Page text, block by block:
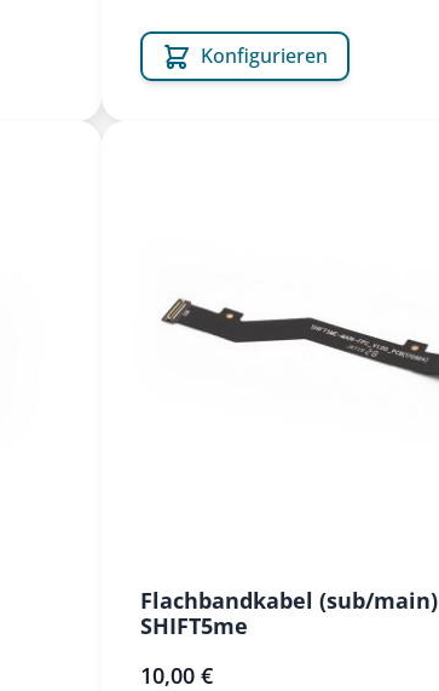
Konfigurieren
Flachbandkabel (sub/main)
SHIFT5me
10,00 €